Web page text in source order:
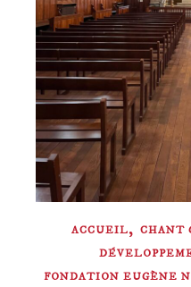
ACCUEIL, CHANT
FONDATION EUGÈNE